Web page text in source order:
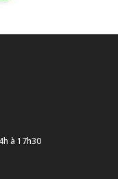
à 17h30